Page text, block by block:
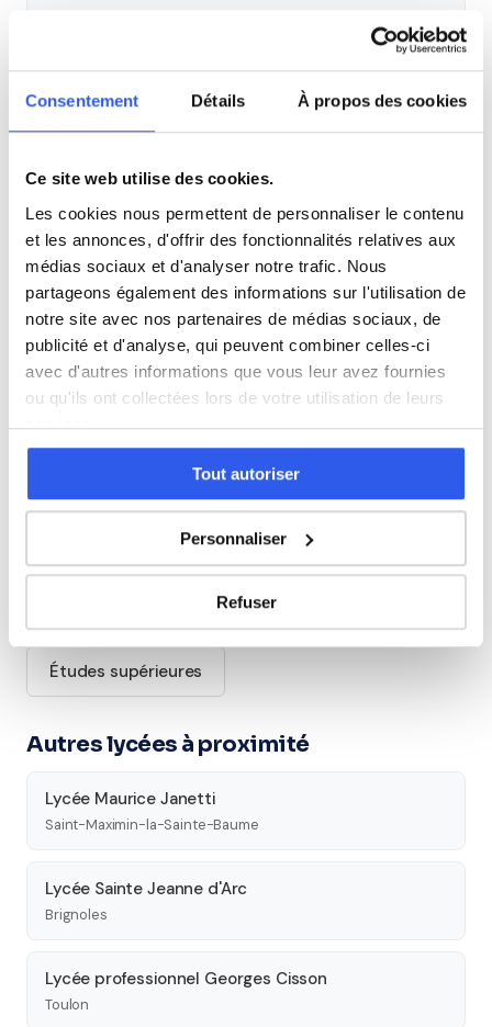
Consentement Détails À propos des cookies
Ce site web utilise des cookies.
Les cookies nous permettent de personnaliser le contenu
et les annonces, d'offrir des fonctionnalités relatives aux
médias sociaux et d'analyser notre trafic. Nous
partageons également des informations sur l'utilisation de
notre site avec nos partenaires de médias sociaux, de
publicité et d'analyse, qui peuvent combiner celles-ci
avec d'autres informations que vous leur avez fournies
ou qu'ils ont collectées lors de votre utilisation de leurs
services.
Tout autoriser
Personnaliser
Refuser
Physique
Philosophie
Histoire
Économie
Espagnol
Allemand
Cours par niveau
Études supérieures
Autres lycées à proximité
Lycée Maurice Janetti
Saint-Maximin-la-Sainte-Baume
Lycée Sainte Jeanne d'Arc
Brignoles
Lycée professionnel Georges Cisson
Toulon